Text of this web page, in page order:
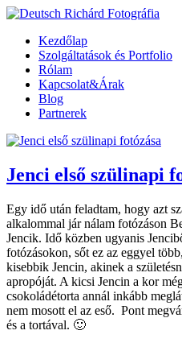
Kezdőlap
Szolgáltatások és Portfolio
Rólam
Kapcsolat&Árak
Blog
Partnerek
Jenci első szülinapi
Egy idő után feladtam, hogy azt
alkalommal jár nálam fotózáson
Jencik. Idő közben ugyanis
fotózásokon, sőt ez az eggyel
kisebbik Jencin, akinek a
apropóját. A kicsi Jencin a kor
csokoládétorta annál inkább
nem mosott el az eső. Pont
és a tortával. 🙂